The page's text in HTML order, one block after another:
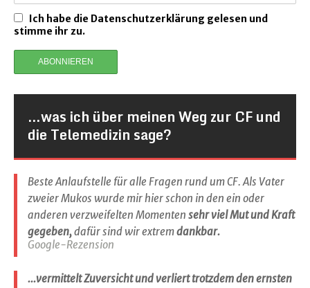
Ich habe die Datenschutzerklärung gelesen und
stimme ihr zu.
…was ich über meinen Weg zur CF und
die Telemedizin sage?
Beste Anlaufstelle für alle Fragen rund um CF. Als Vater
zweier Mukos wurde mir hier schon in den ein oder
anderen verzweifelten Momenten sehr viel Mut und Kraft
gegeben,dafür sind wir extremdankbar.
Google-Rezension
...vermittelt Zuversicht und verliert trotzdem den ernsten